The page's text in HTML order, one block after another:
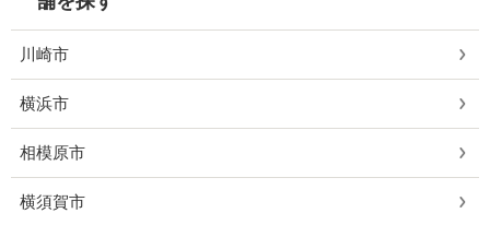
川崎市
横浜市
相模原市
横須賀市